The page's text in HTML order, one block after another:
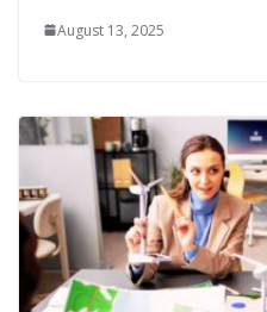
August 13, 2025